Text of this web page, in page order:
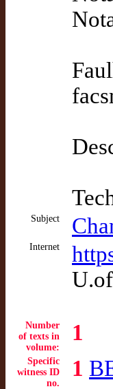
Subject
Internet
Number
of texts in
volume:
1
Specific
witness ID
no.
1